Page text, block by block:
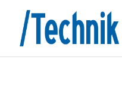
Inhalt
springen